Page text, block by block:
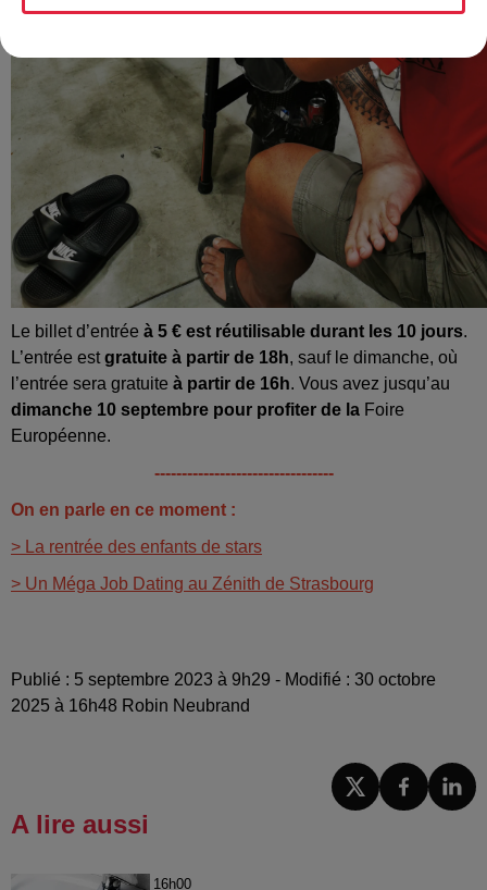
Le billet d’entrée à 5 € est réutilisable durant les 10 jours.
L’entrée estgratuite à partir de 18h, sauf le dimanche, où
l’entrée sera gratuite à partir de 16h. Vous avez jusqu’au
dimanche 10 septembre pour profiter de la Foire
Européenne.
---------------------------------
On en parle en ce moment :
> La rentrée des enfants de stars
> Un Méga Job Dating au Zénith de Strasbourg
Publié : 5 septembre 2023 à 9h29 - Modifié : 30 octobre
2025 à 16h48 Robin Neubrand
A lire aussi
16h00